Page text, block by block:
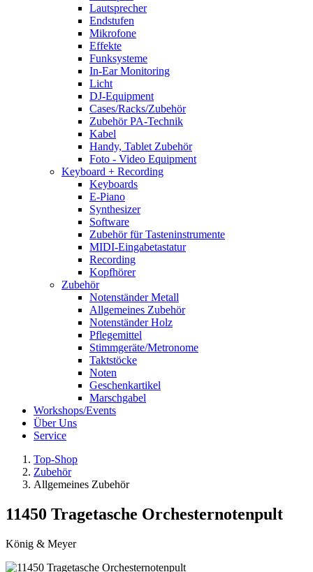
Lautsprecher
Endstufen
Mikrofone
Effekte
Funksysteme
In-Ear Monitoring
Licht
DJ-Equipment
Cases/Racks/Zubehör
Zubehör PA-Technik
Kabel
Handy, Tablet Zubehör
Foto - Video Equipment
Keyboard + Recording
Keyboards
E-Piano
Synthesizer
Software
Zubehör für Tasteninstrumente
MIDI-Eingabetastatur
Recording
Kopfhörer
Zubehör
Notenständer Metall
Allgemeines Zubehör
Notenständer Holz
Pflegemittel
Stimmgeräte/Metronome
Taktstöcke
Noten
Geschenkartikel
Marschgabel
Workshops/Events
Über Uns
Service
Top-Shop
Zubehör
Allgemeines Zubehör
11450 Tragetasche Orchesternotenpult
König & Meyer